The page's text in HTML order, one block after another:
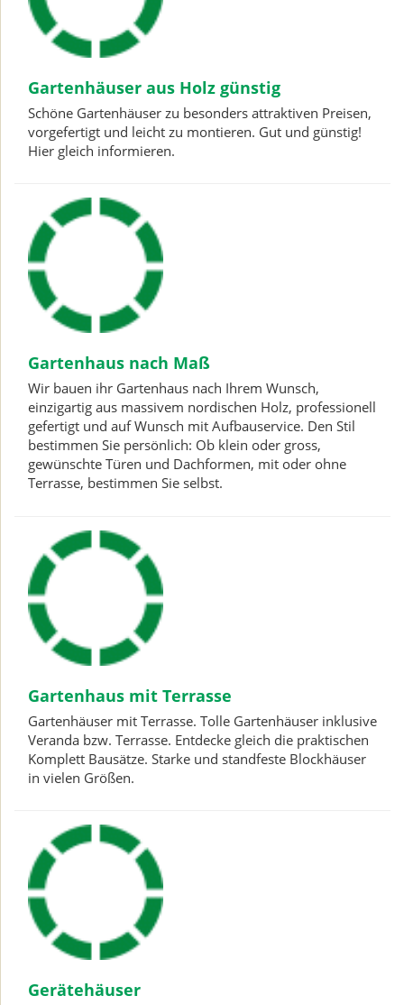
Gartenhäuser aus Holz günstig
Schöne Gartenhäuser zu besonders attraktiven Preisen,
vorgefertigt und leicht zu montieren. Gut und günstig!
Hier gleich informieren.
Gartenhaus nach Maß
Wir bauen ihr Gartenhaus nach Ihrem Wunsch,
einzigartig aus massivem nordischen Holz, professionell
gefertigt und auf Wunsch mit Aufbauservice. Den Stil
bestimmen Sie persönlich: Ob klein oder gross,
gewünschte Türen und Dachformen, mit oder ohne
Terrasse, bestimmen Sie selbst.
Gartenhaus mit Terrasse
Gartenhäuser mit Terrasse. Tolle Gartenhäuser inklusive
Veranda bzw. Terrasse. Entdecke gleich die praktischen
Komplett Bausätze. Starke und standfeste Blockhäuser
in vielen Größen.
Gerätehäuser